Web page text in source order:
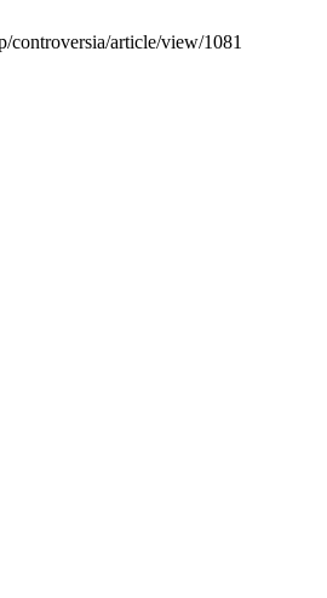
controversia/article/view/1081